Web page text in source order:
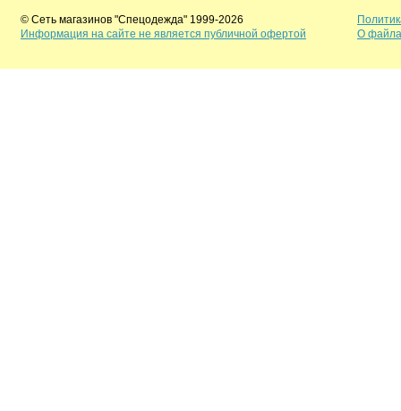
© Сеть магазинов "Спецодежда" 1999-2026
Информация на сайте не является публичной офертой
О